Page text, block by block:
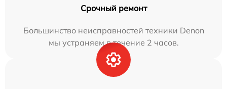
Срочный ремонт
Большинство неисправностей техники Denon
мы устраняем в течение 2 часов.